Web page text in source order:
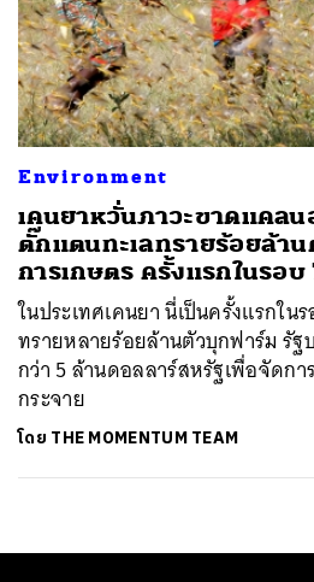
Environment
เคนยาหวั่นภาวะขาดแคลน
ตั๊กแตนทะเลทรายร้อยล้า
การเกษตร ครั้งแรกในรอบ
ในประเทศเคนยา นี่เป็นครั้งแรกใ
ทรายหลายร้อยล้านตัวบุกฟาร์ม รั
กว่า 5 ล้านดอลลาร์สหรัฐเพื่อจัดก
กระจาย
โดย THE MOMENTUM TEAM
ค้นหา
SHARE TWEET